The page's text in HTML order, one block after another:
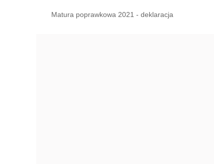
Matura poprawkowa 2021 - deklaracja